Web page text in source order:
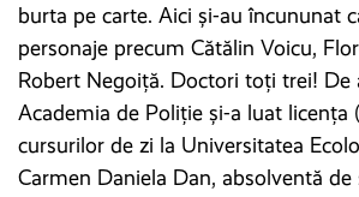
burta pe carte. Aici și-au încununat
personaje precum Cătălin Voicu,
Robert Negoiță. Doctori toți trei! De
Academia de Poliție și-a luat licența
cursurilor de zi la Universitatea
Carmen Daniela Dan, absolventă